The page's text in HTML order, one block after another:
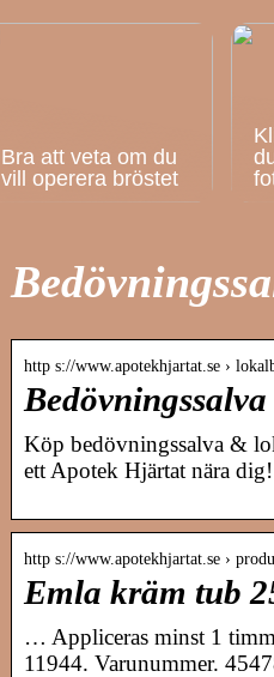
Bra att veta om du
vill operera bröstet
http s://www.apotekhjartat.se ›
Köp bedövningssalva &
ett Apotek Hjärtat nära dig!
http s://www.apotekhjartat.se ›
Emla kräm tub
… Appliceras minst 1
11944. Varunummer.